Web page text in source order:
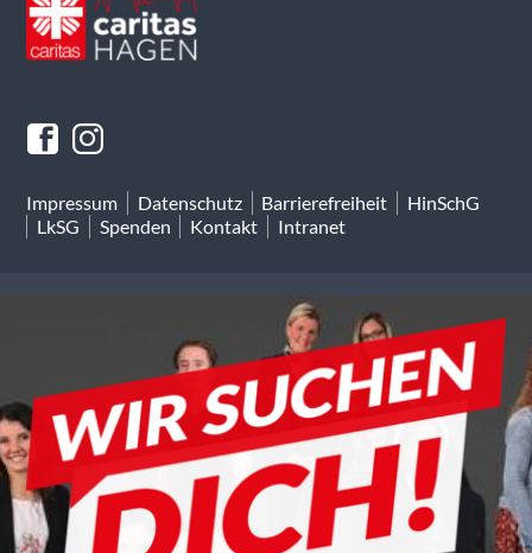
Impressum Datenschutz Barrierefreiheit
HinSchG
LkSG
Spenden Kontakt Intranet